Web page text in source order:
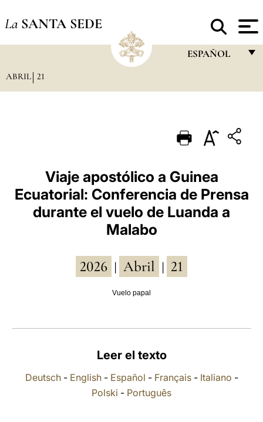
La SANTA SEDE
ESPAÑOL
PORTUGUÊS
ESPAÑOL
DEUTSCH
POLSKI
中文
ABRIL 21
Viaje apostólico a Guinea
Ecuatorial: Conferencia de Prensa
durante el vuelo de Luanda a
Malabo
2026 Abril 21
Vuelo papal
Leer el texto
Deutsch- English- Español - Français- Italiano -
Polski - Português